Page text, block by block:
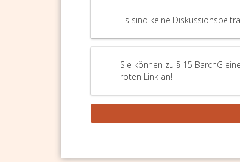
Es sind keine
Sie können zu § 15 BarchG
roten Link an!